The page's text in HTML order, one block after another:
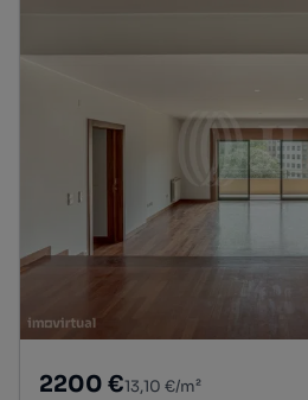
2200 €13,10 €/m²